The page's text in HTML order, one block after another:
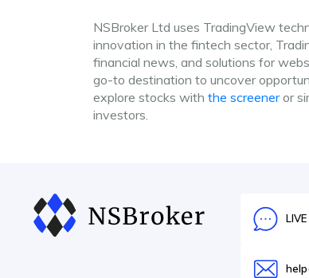
NSBroker Ltd uses TradingView
innovation in the fintech sector,
financial news, and solutions for
go-to destination to uncover
explore stocks with the screeneror
investors.